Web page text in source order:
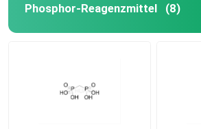
Phosphor-Reagenzmittel (8)